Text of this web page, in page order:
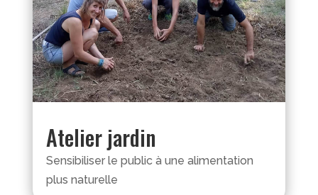
Atelier jardin
Sensibiliser le public à une alimentation
plus naturelle